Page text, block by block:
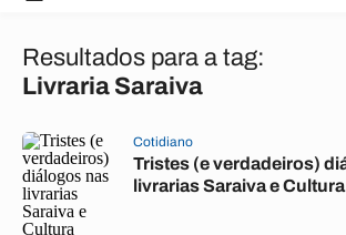
Resultados para a tag:
Livraria Saraiva
Cotidiano
Tristes (e verdadeiros)
livrarias Saraiva e Cultura